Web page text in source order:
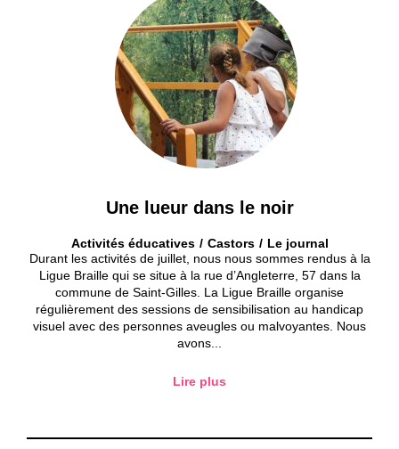
Une lueur dans le noir
Activités éducatives Castors
Le journal
Durant les activités de juillet, nous nous sommes rendus à la
Ligue Braille qui se situe à la rue d’Angleterre, 57 dans la
commune de Saint-Gilles. La Ligue Braille organise
régulièrement des sessions de sensibilisation au handicap
visuel avec des personnes aveugles ou malvoyantes. Nous
avons...
Lire plus